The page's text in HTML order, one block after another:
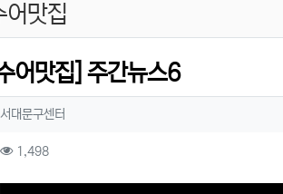
어맛집
어맛집] 주간뉴스6
작성자 정보
서대문구센터
컨텐츠 정보
1,498조회